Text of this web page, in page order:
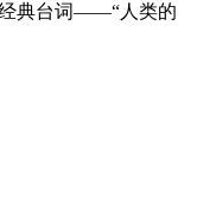
典台词——“人类的